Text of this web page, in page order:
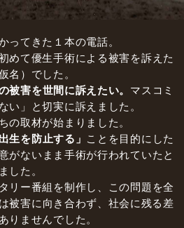
ってきた１本の電話。
めて優生手術による被害を訴えた
名）でした。
被害を世間に訴えたい。 マスコミ
い」と切実に訴えました。
の取材が始まりました。
生を防止する」 ことを目的にした
がないまま手術が行われていたと
した。
リー番組を制作し、この問題を全
被害に向き合わず、社会に残る差
りませんでした。